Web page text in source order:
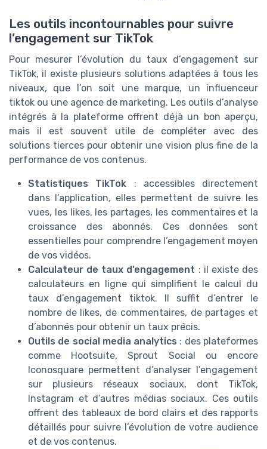
Les outils incontournables pour suivre
l’engagement sur TikTok
Pour mesurer l’évolution du taux d’engagement sur
TikTok, il existe plusieurs solutions adaptées à tous les
niveaux, que l’on soit une marque, un influenceur
tiktok ou une agence de marketing. Les outils d’analyse
intégrés à la plateforme offrent déjà un bon aperçu,
mais il est souvent utile de compléter avec des
solutions tierces pour obtenir une vision plus fine de la
performance de vos contenus.
Statistiques TikTok : accessibles directement
dans l’application, elles permettent de suivre les
vues, les likes, les partages, les commentaires et la
croissance des abonnés. Ces données sont
essentielles pour comprendre l’engagement moyen
de vos vidéos.
Calculateur de taux d’engagement : il existe des
calculateurs en ligne qui simplifient le calcul du
taux d’engagement tiktok. Il suffit d’entrer le
nombre de likes, de commentaires, de partages et
d’abonnés pour obtenir un taux précis.
Outils de social media analytics : des plateformes
comme Hootsuite, Sprout Social ou encore
Iconosquare permettent d’analyser l’engagement
sur plusieurs réseaux sociaux, dont TikTok,
Instagram et d’autres médias sociaux. Ces outils
offrent des tableaux de bord clairs et des rapports
détaillés pour suivre l’évolution de votre audience
et de vos contenus.